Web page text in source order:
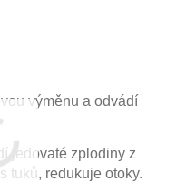
výměnu a odvádí
jedovaté zplodiny z
tuků, redukuje otoky.